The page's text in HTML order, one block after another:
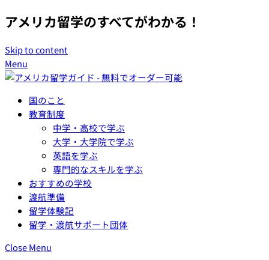
アメリカ留学のすべてがわかる！
Skip to content
Menu
国のこと
教育制度
中学・高校で学ぶ
大学・大学院で学ぶ
英語を学ぶ
専門的なスキルを学ぶ
おすすめの学校
渡航準備
留学体験記
留学・渡航サポート団体
Close Menu